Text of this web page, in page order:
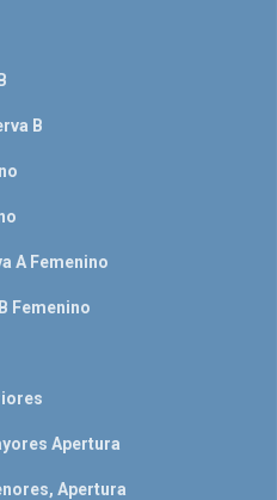
B
A Femenino
Femenino
Apertura
Apertura